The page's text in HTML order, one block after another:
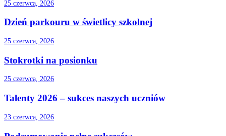
25 czerwca, 2026
Dzień parkouru w świetlicy szkolnej
25 czerwca, 2026
Stokrotki na posionku
25 czerwca, 2026
Talenty 2026 – sukces naszych uczniów
23 czerwca, 2026